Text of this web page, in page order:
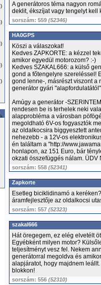
A generátoros téma nagyon
deklit, ékszíjat vagy tengelyt
sorszám: 559 (52346)
HA0GPS
Köszi a válaszokat!
Kedves ZAPKORTE: a kézzel
amikor egyedül motorozom? :-)
Kedves SZAKAL666: a külső
gond a főtengelyre szereléssel!
gond lenne-, másrészt viszont
generátor gyári
Amúgy a generátor -
rendesen be is terhelek neki
alapprobléma a városban
megoldható 6V-os fogyasztók
az oldalkocsira biggyesztett
nehezebb - a 12V-os
én találtam a "http://
honlapon, az 151 Euro, bár
okzati összefüggés nálam. ÜDV
sorszám: 558 (52341)
Zapkorte
Esetleg biciklidinamó a
áramfejlesztője az oldalkocsi
sorszám: 557 (52323)
szakal666
Hát öregegem, ez elég elvetélt
Egyébként milyen motor?
teljesítményt vesz fel. Nekem
generátorral megoldva és
alapjáratot, hogy majdnem
blokkon!
sorszám: 556 (52310)